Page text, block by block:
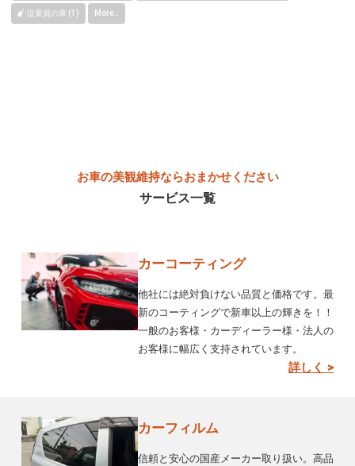
従業員の車 (1) More..
お車の美観維持ならおまかせください
サービス一覧
カーコーティング
他社には絶対負けない品質と価格です。最
新のコーティングで新車以上の輝きを！！
一般のお客様・カーディーラー様・法人の
お客様に幅広く支持されています。
詳しく >
カーフィルム
信頼と安心の国産メーカー取り扱い。高品